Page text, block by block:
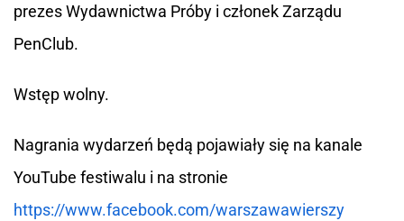
prezes Wydawnictwa Próby i członek Zarządu
PenClub.
Wstęp wolny.
Nagrania wydarzeń będą pojawiały się na kanale
YouTube festiwalu i na stronie
https://www.facebook.com/warszawawierszy